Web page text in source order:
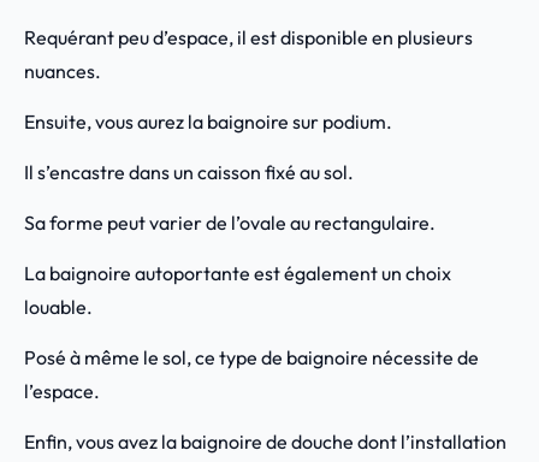
Requérant peu d’espace, il est disponible en plusieurs
nuances.
Ensuite, vous aurez la baignoire sur podium.
Il s’encastre dans un caisson fixé au sol.
Sa forme peut varier de l’ovale au rectangulaire.
La baignoire autoportante est également un choix
louable.
Posé à même le sol, ce type de baignoire nécessite de
l’espace.
Enfin, vous avez la baignoire de douche dont l’installation